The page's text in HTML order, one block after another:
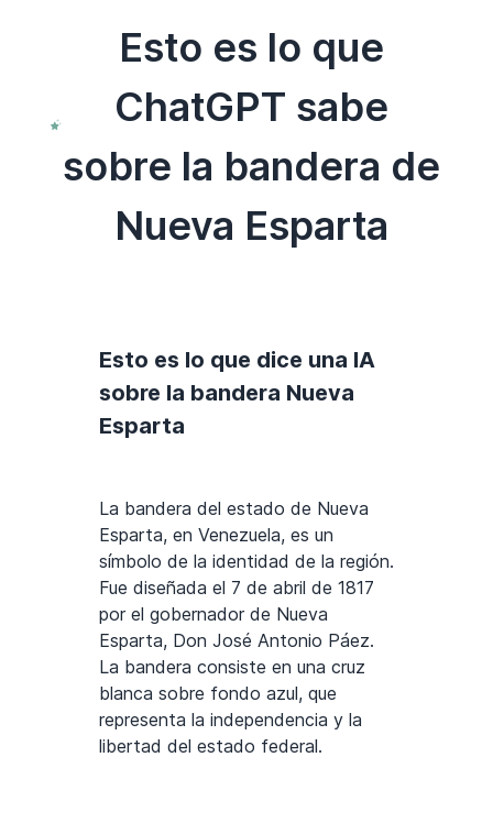
Esto es lo que
ChatGPT sabe
sobre la bandera de
Nueva Esparta
Esto es lo que dice una IA
sobre la bandera Nueva
Esparta
La bandera del estado de Nueva
Esparta, en Venezuela, es un
símbolo de la identidad de la región.
Fue diseñada el 7 de abril de 1817
por el gobernador de Nueva
Esparta, Don José Antonio Páez.
La bandera consiste en una cruz
blanca sobre fondo azul, que
representa la independencia y la
libertad del estado federal.